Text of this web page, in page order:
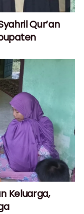
Qur’an
Keluarga,